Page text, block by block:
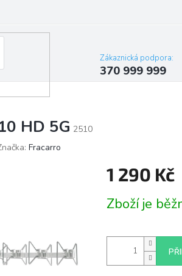
Zákaznická podpora:
370 999 999
HD 5G 2510
Fracarro
1 290 Kč
cena:
Zboží je